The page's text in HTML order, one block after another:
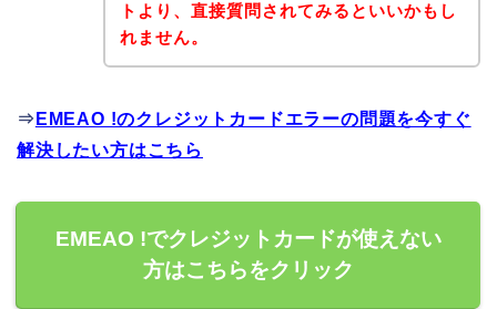
トより、直接質問されてみるといいかもし
れません。
⇒ EMEAO !のクレジットカードエラーの問題を今すぐ
解決したい方はこちら
EMEAO !でクレジットカードが使えない
方はこちらをクリック